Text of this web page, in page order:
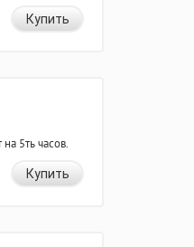
Купить
5ть часов.
Купить